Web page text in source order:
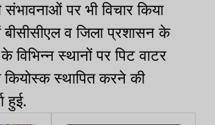
पर भी विचार किया
बीसीसीएल व जिला प्रशासन के
स्थानों पर पिट वाटर
स्थापित करने की
हुई.